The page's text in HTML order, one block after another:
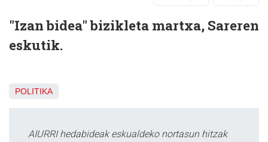
"Izan bidea" bizikleta martxa, Sareren
eskutik.
POLITIKA
AIURRI hedabideak eskualdeko nortasun hitzak